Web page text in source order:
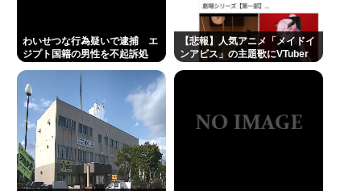
わいせつな行為疑いで逮捕 エ
ジプト国籍の男性を不起訴処
【悲報】人気アニメ「メイドイ
ンアビス」の主題歌にVTuber